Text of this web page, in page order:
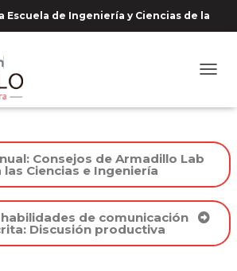
Escuela de Ingeniería y Ciencias de la
M
I
M
O
D
D
Consejos de Armadillo Lab
las Ciencias e Ingeniería
de comunicación
Discusión productiva